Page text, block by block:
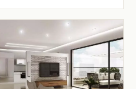
rue
de qualité